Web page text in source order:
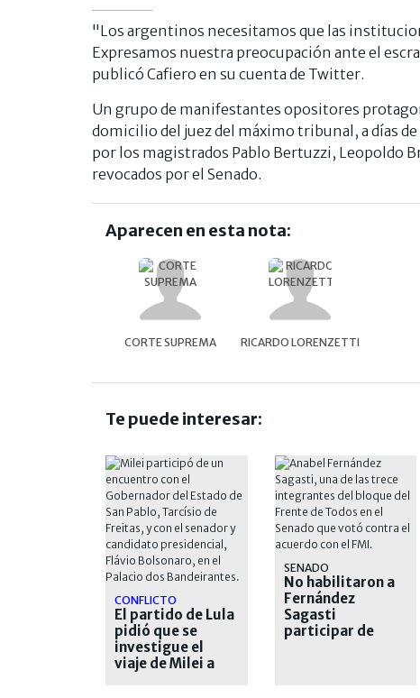
"Los argentinos necesitamos que las
Expresamos nuestra preocupación ante el
publicó Cafiero en su cuenta de Twitter.
Un grupo de manifestantes opositores
domicilio del juez del máximo tribunal, a días
por los magistrados Pablo Bertuzzi, Leopoldo
revocados por el Senado.
Aparecen en esta nota:
CORTE SUPREMA RICARDO LORENZETTI
Te puede interesar:
CONFLICTO
El partido de Lula
pidió que se
investigue el
viaje de Milei a
SENADO
No habilitaron a
Fernández
Sagasti
participar de